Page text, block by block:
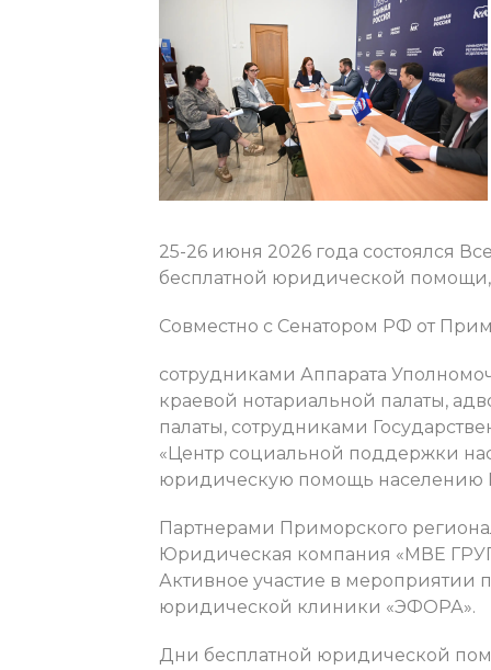
25-26 июня 2026 года состоялся
бесплатной юридической
Совместно с Сенатором РФ от
сотрудниками Аппарата
краевой нотариальной палаты,
палаты, сотрудниками
«Центр социальной поддержки
юридическую помощь населению
Партнерами Приморского
Юридическая компания «МВЕ
Активное участие в мероприятии
юридической клиники «ЭФОРА».
Дни бесплатной юридической